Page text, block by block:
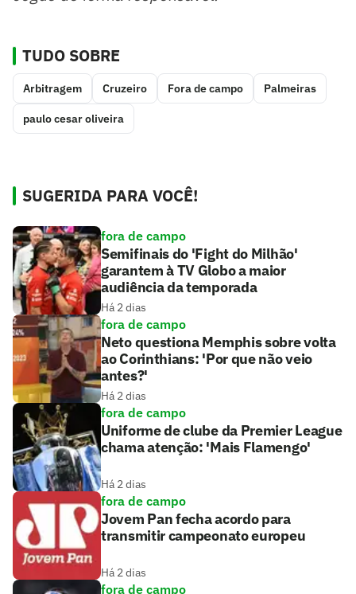
TUDO SOBRE
Arbitragem Cruzeiro Fora de campo Palmeiras
paulo cesar oliveira
SUGERIDA PARA VOCÊ!
fora de campo
Semifinais do 'Fight do Milhão'
garantem à TV Globo a maior
audiência da temporada
Há 2 dias
fora de campo
Neto questiona Memphis sobre volta
ao Corinthians: 'Por que não veio
antes?'
Há 2 dias
fora de campo
Uniforme de clube da Premier League
chama atenção: 'Mais Flamengo'
Há 2 dias
fora de campo
Jovem Pan fecha acordo para
transmitir campeonato europeu
Há 2 dias
fora de campo